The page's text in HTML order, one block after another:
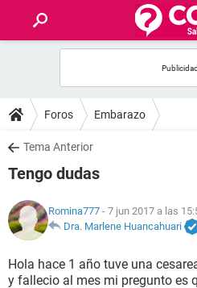
FOROS
SALUD
FAMILIA
NUTRICIÓN
BIENESTAR
Foros Embarazo
Tema Anterior
Tengo dudas
Romina777 - 7 jun 2017 a las
Dra. Marlene Huancahuari
Hola hace 1 año tuve una
y fallecio al mes mi pregunto es